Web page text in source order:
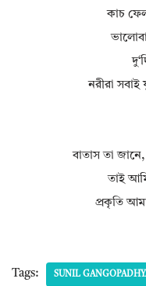
কাচ
নরীরা
বাতাস তা
তাই
প্রকৃতি
Tags: SUNIL